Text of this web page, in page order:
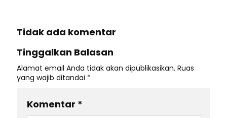
Tidak ada komentar
Tinggalkan Balasan
Alamat email Anda tidak akan dipublikasikan. Ruas
yang wajib ditandai *
Komentar *